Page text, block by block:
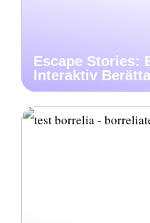
Escape Stories:
Interaktiv